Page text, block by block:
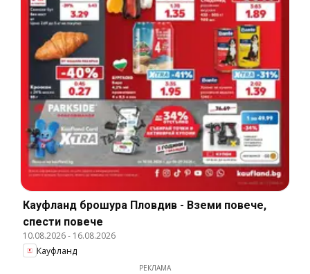
Кауфланд брошура Пловдив - Вземи повече,
спести повече
10.08.2026- 16.08.2026
Кауфланд
РЕКЛАМА